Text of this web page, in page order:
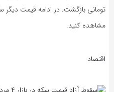
تومانی بازگشت. در ادامه قیمت دیگر
مشاهده کنید.
اقتصاد